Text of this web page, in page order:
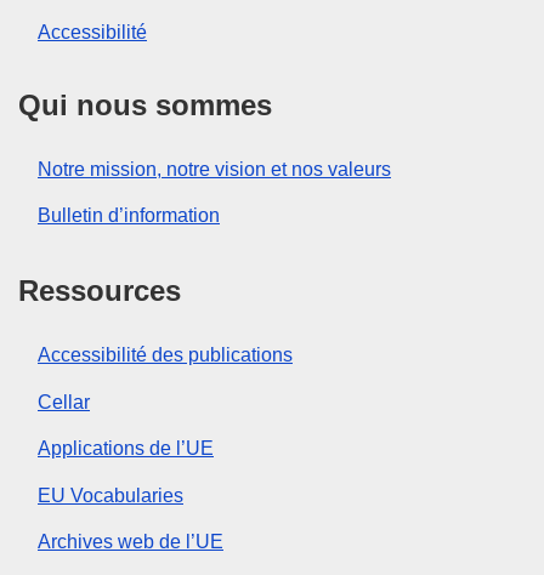
Accessibilité
Qui nous sommes
Notre mission, notre vision et nos valeurs
Bulletin d’information
Ressources
Accessibilité des publications
Cellar
Applications de l’UE
EU Vocabularies
Archives web de l’UE